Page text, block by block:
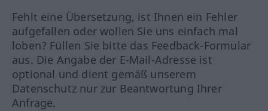
Fehlt eine Übersetzung, ist Ihnen ein Fehler
aufgefallen oder wollen Sie uns einfach mal
loben? Füllen Sie bitte das Feedback-Formular
aus. Die Angabe der E-Mail-Adresse ist
optional und dient gemäß unserem
Datenschutz nur zur Beantwortung Ihrer
Anfrage.